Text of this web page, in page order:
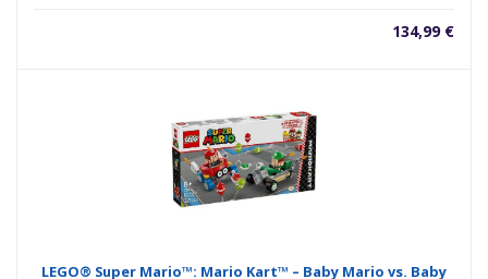
134,99 €
LEGO® Super Mario™: Mario Kart™ – Baby Mario vs. Baby